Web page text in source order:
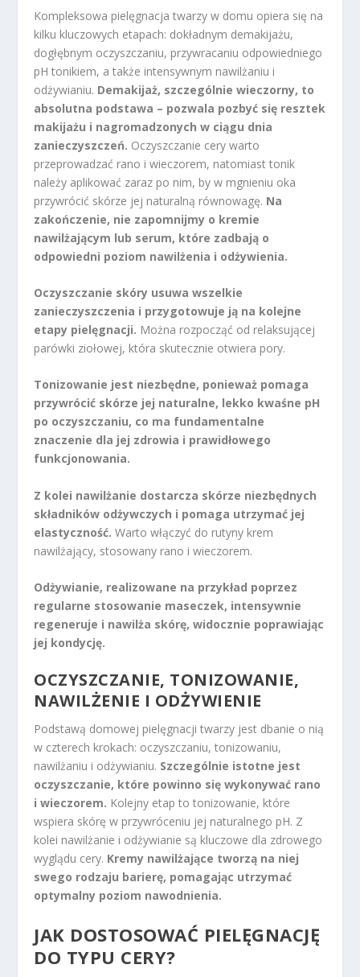
Kompleksowa pielęgnacja twarzy w domu opiera się na
kilku kluczowych etapach: dokładnym demakijażu,
dogłębnym oczyszczaniu, przywracaniu odpowiedniego
pH tonikiem, a także intensywnym nawilżaniu i
odżywianiu. Demakijaż, szczególnie wieczorny, to
absolutna podstawa – pozwala pozbyć się resztek
makijażu i nagromadzonych w ciągu dnia
zanieczyszczeń. Oczyszczanie cery warto
przeprowadzać rano i wieczorem, natomiast tonik
należy aplikować zaraz po nim, by w mgnieniu oka
przywrócić skórze jej naturalną równowagę. Na
zakończenie, nie zapomnijmy o kremie
nawilżającym lub serum, które zadbają o
odpowiedni poziom nawilżenia i odżywienia.
Oczyszczanie skóry usuwa wszelkie
zanieczyszczenia i przygotowuje ją na kolejne
etapy pielęgnacji. Można rozpocząć od relaksującej
parówki ziołowej, która skutecznie otwiera pory.
Tonizowanie jest niezbędne, ponieważ pomaga
przywrócić skórze jej naturalne, lekko kwaśne pH
po oczyszczaniu, co ma fundamentalne
znaczenie dla jej zdrowia i prawidłowego
funkcjonowania.
Z kolei nawilżanie dostarcza skórze niezbędnych
składników odżywczych i pomaga utrzymać jej
elastyczność. Warto włączyć do rutyny krem
nawilżający, stosowany rano i wieczorem.
Odżywianie, realizowane na przykład poprzez
regularne stosowanie maseczek, intensywnie
regeneruje i nawilża skórę, widocznie poprawiając
jej kondycję.
OCZYSZCZANIE, TONIZOWANIE,
NAWILŻENIE I ODŻYWIENIE
Podstawą domowej pielęgnacji twarzy jest dbanie o nią
w czterech krokach: oczyszczaniu, tonizowaniu,
nawilżaniu i odżywianiu. Szczególnie istotne jest
oczyszczanie, które powinno się wykonywać rano
i wieczorem. Kolejny etap to tonizowanie, które
wspiera skórę w przywróceniu jej naturalnego pH. Z
kolei nawilżanie i odżywianie są kluczowe dla zdrowego
wyglądu cery. Kremy nawilżające tworzą na niej
swego rodzaju barierę, pomagając utrzymać
optymalny poziom nawodnienia.
JAK DOSTOSOWAĆ PIELĘGNACJĘ
DO TYPU CERY?